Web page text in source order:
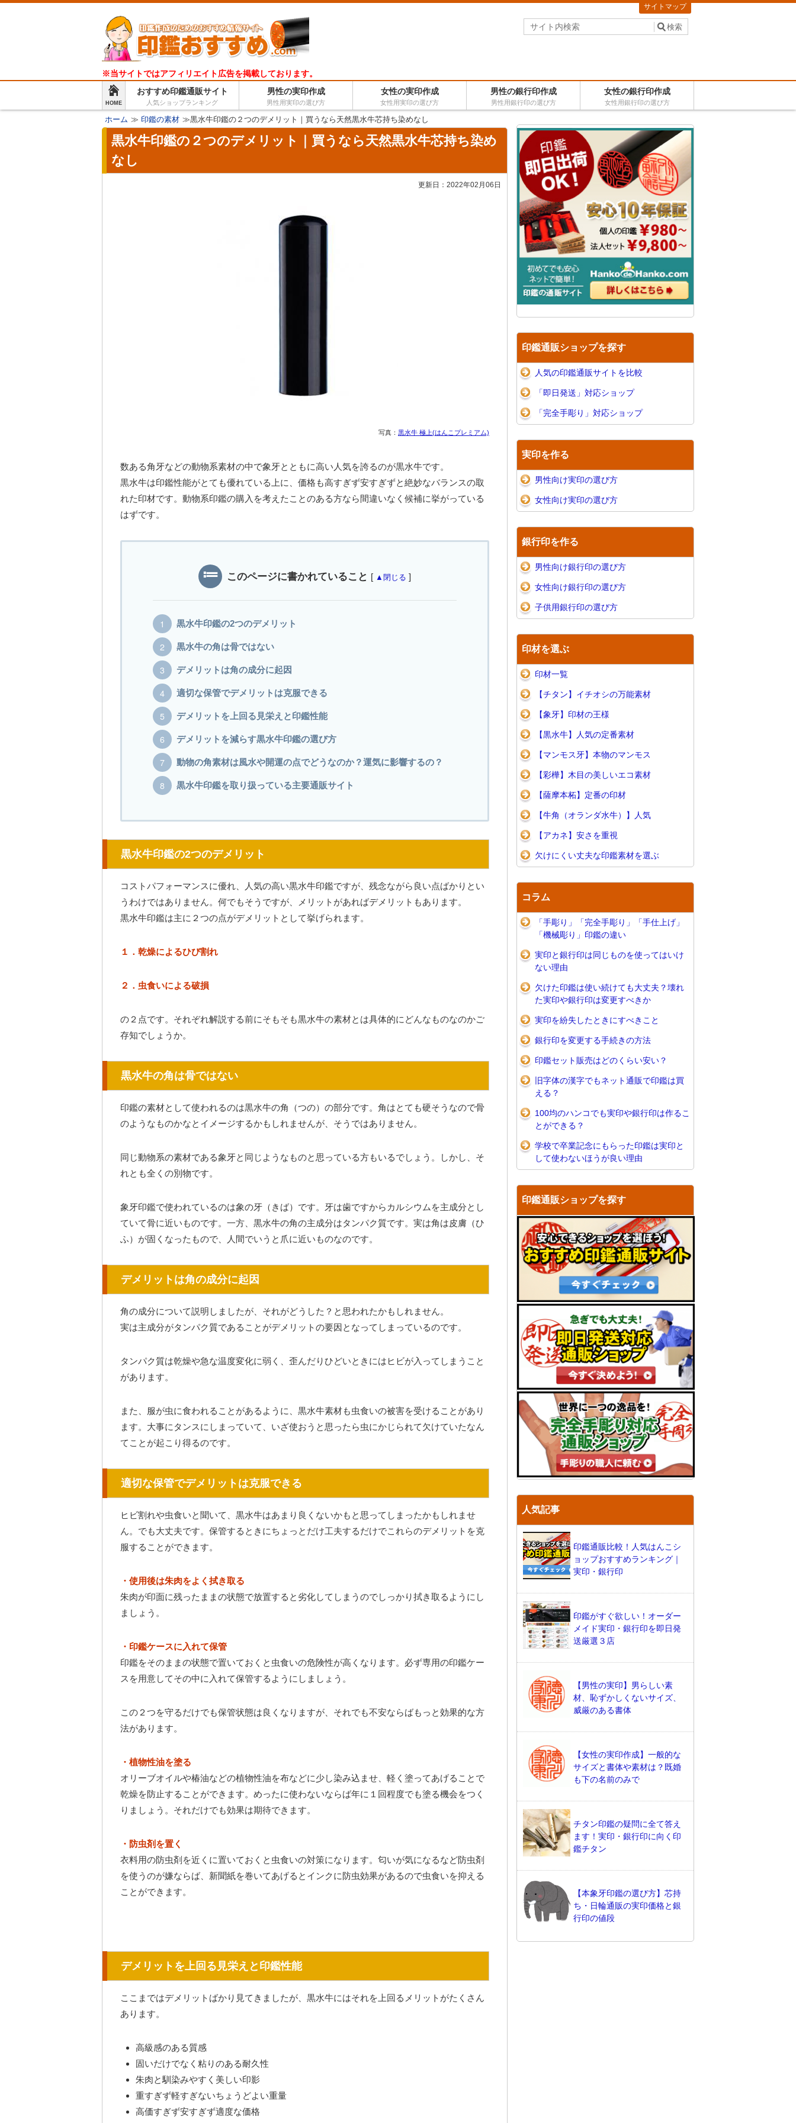
※当サイトではアフィリエイト広告を掲載しております。
HOME
おすすめ印鑑通販サイト
人気ショップランキング
男性の実印作成
男性用実印の選び方
女性の実印作成
女性用実印の選び方
男性の銀行印作成
男性用銀行印の選び方
女性の銀行印作成
女性用銀行印の選び方
サイトマップ
ホーム ≫ 印鑑の素材 ≫黒水牛印鑑の２つのデメリット｜買うなら天然黒水牛芯持ち染めなし
黒水牛印鑑の２つのデメリット｜買うなら天然黒水牛芯持ち染め
なし
更新日： 2022年02月06日
写真： 黒水牛 極上(はんこプレミアム)
数ある角牙などの動物系素材の中で象牙とともに高い人気を誇るのが黒水牛です。
黒水牛は印鑑性能がとても優れている上に、価格も高すぎず安すぎずと絶妙なバランスの取
れた印材です。動物系印鑑の購入を考えたことのある方なら間違いなく候補に挙がっている
はずです。
このページに書かれていること [ ▲閉じる ]
黒水牛印鑑の2つのデメリット
黒水牛の角は骨ではない
デメリットは角の成分に起因
適切な保管でデメリットは克服できる
デメリットを上回る見栄えと印鑑性能
デメリットを減らす黒水牛印鑑の選び方
動物の角素材は風水や開運の点でどうなのか？運気に影響するの？
黒水牛印鑑を取り扱っている主要通販サイト
黒水牛印鑑の2つのデメリット
コストパフォーマンスに優れ、人気の高い黒水牛印鑑ですが、残念ながら良い点ばかりとい
うわけではありません。何でもそうですが、メリットがあればデメリットもあります。
黒水牛印鑑は主に２つの点がデメリットとして挙げられます。
１．乾燥によるひび割れ
２．虫食いによる破損
の２点です。それぞれ解説する前にそもそも黒水牛の素材とは具体的にどんなものなのかご
存知でしょうか。
黒水牛の角は骨ではない
印鑑の素材として使われるのは黒水牛の角（つの）の部分です。角はとても硬そうなので骨
のようなものかなとイメージするかもしれませんが、そうではありません。
同じ動物系の素材である象牙と同じようなものと思っている方もいるでしょう。しかし、そ
れとも全くの別物です。
象牙印鑑で使われているのは象の牙（きば）です。牙は歯ですからカルシウムを主成分とし
ていて骨に近いものです。一方、黒水牛の角の主成分はタンパク質です。実は角は皮膚（ひ
ふ）が固くなったもので、人間でいうと爪に近いものなのです。
デメリットは角の成分に起因
角の成分について説明しましたが、それがどうした？と思われたかもしれません。
実は主成分がタンパク質であることがデメリットの要因となってしまっているのです。
タンパク質は乾燥や急な温度変化に弱く、歪んだりひどいときにはヒビが入ってしまうこと
があります。
また、服が虫に食われることがあるように、黒水牛素材も虫食いの被害を受けることがあり
ます。大事にタンスにしまっていて、いざ使おうと思ったら虫にかじられて欠けていたなん
てことが起こり得るのです。
適切な保管でデメリットは克服できる
ヒビ割れや虫食いと聞いて、黒水牛はあまり良くないかもと思ってしまったかもしれませ
ん。でも大丈夫です。保管するときにちょっとだけ工夫するだけでこれらのデメリットを克
服することができます。
・使用後は朱肉をよく拭き取る
朱肉が印面に残ったままの状態で放置すると劣化してしまうのでしっかり拭き取るようにし
ましょう。
・印鑑ケースに入れて保管
印鑑をそのままの状態で置いておくと虫食いの危険性が高くなります。必ず専用の印鑑ケー
スを用意してその中に入れて保管するようにしましょう。
この２つを守るだけでも保管状態は良くなりますが、それでも不安ならばもっと効果的な方
法があります。
・植物性油を塗る
オリーブオイルや椿油などの植物性油を布などに少し染み込ませ、軽く塗ってあげることで
乾燥を防止することができます。めったに使わないならば年に１回程度でも塗る機会をつく
りましょう。それだけでも効果は期待できます。
・防虫剤を置く
衣料用の防虫剤を近くに置いておくと虫食いの対策になります。匂いが気になるなど防虫剤
を使うのが嫌ならば、新聞紙を巻いてあげるとインクに防虫効果があるので虫食いを抑える
ことができます。
デメリットを上回る見栄えと印鑑性能
ここまではデメリットばかり見てきましたが、黒水牛にはそれを上回るメリットがたくさん
あります。
高級感のある質感
固いだけでなく粘りのある耐久性
朱肉と馴染みやすく美しい印影
重すぎず軽すぎないちょうどよい重量
高価すぎず安すぎず適度な価格
印鑑通販ショップを探す
人気の印鑑通販サイトを比較
「即日発送」対応ショップ
「完全手彫り」対応ショップ
実印を作る
男性向け実印の選び方
女性向け実印の選び方
銀行印を作る
男性向け銀行印の選び方
女性向け銀行印の選び方
子供用銀行印の選び方
印材を選ぶ
印材一覧
【チタン】イチオシの万能素材
【象牙】印材の王様
【黒水牛】人気の定番素材
【マンモス牙】本物のマンモス
【彩樺】木目の美しいエコ素材
【薩摩本柘】定番の印材
【牛角（オランダ水牛）】人気
【アカネ】安さを重視
欠けにくい丈夫な印鑑素材を選ぶ
コラム
「手彫り」「完全手彫り」「手仕上げ」
「機械彫り」印鑑の違い
実印と銀行印は同じものを使ってはいけ
ない理由
欠けた印鑑は使い続けても大丈夫？壊れ
た実印や銀行印は変更すべきか
実印を紛失したときにすべきこと
銀行印を変更する手続きの方法
印鑑セット販売はどのくらい安い？
旧字体の漢字でもネット通販で印鑑は買
える？
100均のハンコでも実印や銀行印は作るこ
とができる？
学校で卒業記念にもらった印鑑は実印と
して使わないほうが良い理由
印鑑通販ショップを探す
人気記事
印鑑通販比較！人気はんこシ
ョップおすすめランキング｜
実印・銀行印
印鑑がすぐ欲しい！オーダー
メイド実印・銀行印を即日発
送厳選３店
【男性の実印】男らしい素
材、恥ずかしくないサイズ、
威厳のある書体
【女性の実印作成】一般的な
サイズと書体や素材は？既婚
も下の名前のみで
チタン印鑑の疑問に全て答え
ます！実印・銀行印に向く印
鑑チタン
【本象牙印鑑の選び方】芯持
ち・日輪通販の実印価格と銀
行印の値段